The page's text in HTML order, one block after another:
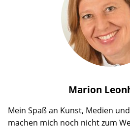
Marion
Mein Spaß an Kunst, Medien
machen mich noch nicht zum